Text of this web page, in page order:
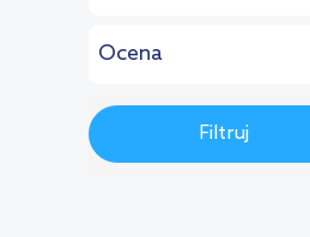
Duravit
do 10 dni
na zamówienie
Ocena
Brak ocenyFiltruj